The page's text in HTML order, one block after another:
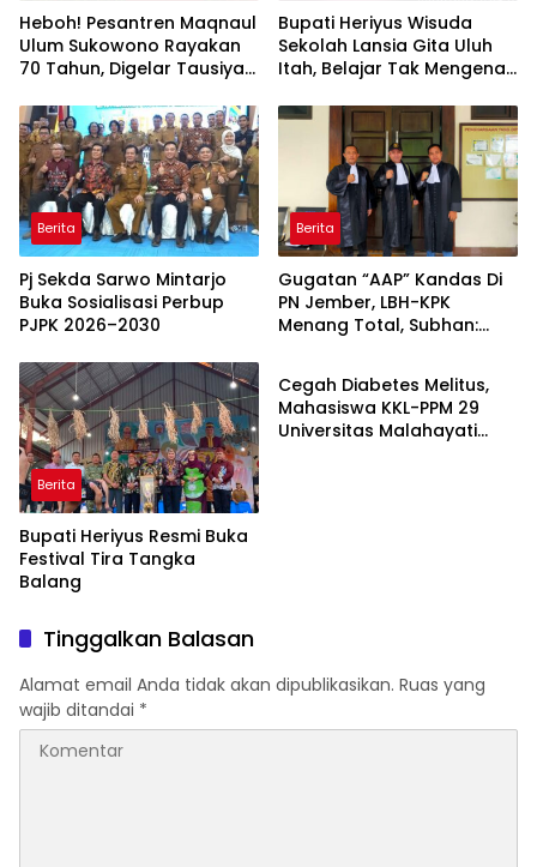
Heboh! Pesantren Maqnaul
Ulum Sukowono Rayakan
70 Tahun, Digelar Tausiyah
Lirboyo
Bupati Heriyus Wisuda
Sekolah Lansia Gita Uluh
Itah, Belajar Tak Mengenal
Berita
Pj Sekda Sarwo Mintarjo
Buka Sosialisasi Perbup
PJPK 2026–2030
Berita
Gugatan “AAP” Kandas Di
PN Jember, LBH-KPK
Menang Total, Subhan:
Berita
Bupati Heriyus Resmi Buka
Festival Tira Tangka
Balang
Berita
Cegah Diabetes Melitus,
Mahasiswa KKL-PPM 29
Universitas Malahayati
Tinggalkan Balasan
Alamat email Anda tidak akan dipublikasikan. Ruas yang
wajib ditandai *